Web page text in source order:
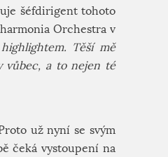
šéfdirigent tohoto
Orchestra v
Těší mě
vůbec, a to nejen té
už nyní se svým
čeká vystoupení na